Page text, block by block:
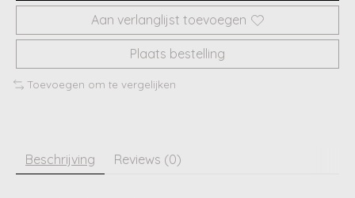
Aan verlanglijst toevoegen
Plaats bestelling
Toevoegen om te vergelijken
Beschrijving Reviews (0)